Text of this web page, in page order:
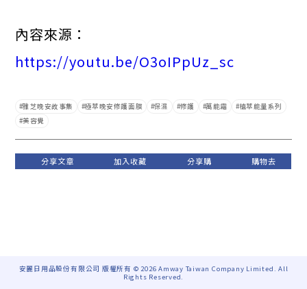
內容來源：
https://youtu.be/O3oIPpUz_sc
雅芝晚安故事集 極萃晚安修護面膜 保濕 修護 萬能霜
植萃能量系列
美容覺
安麗日用品股份有限公司 版權所有 © 2026 Amway Taiwan Company Limited. All
Rights Reserved.